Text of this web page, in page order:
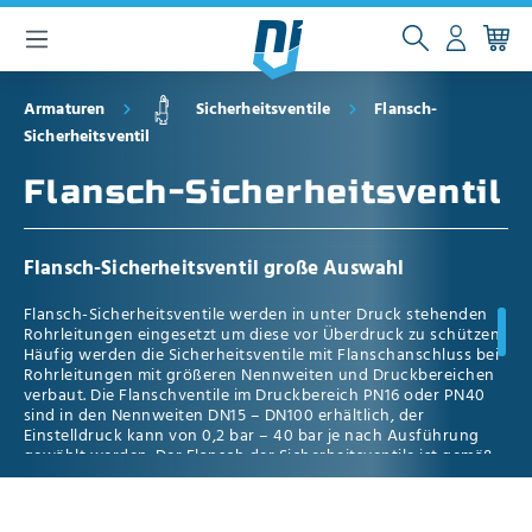
springen
Armaturen Sicherheitsventile
Flansch-
Sicherheitsventil
Flansch-Sicherheitsventil
Flansch-Sicherheitsventil große Auswahl
Flansch-Sicherheitsventile werden in unter Druck stehenden
Rohrleitungen eingesetzt um diese vor Überdruck zu schützen.
Häufig werden die Sicherheitsventile mit Flanschanschluss bei
Rohrleitungen mit größeren Nennweiten und Druckbereichen
verbaut. Die Flanschventile im Druckbereich PN16 oder PN40
sind in den Nennweiten DN15 – DN100 erhältlich, der
Einstelldruck kann von 0,2 bar – 40 bar je nach Ausführung
gewählt werden. Der Flansch der Sicherheitsventile ist gemäß
DIN EN 1092-1 oder DIN EN 1092-2 gefertigt. Die Dicketoleranz